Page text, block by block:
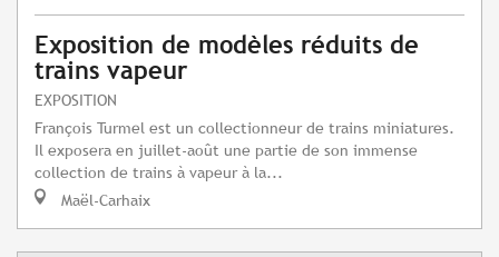
Exposition de modèles réduits de
trains vapeur
EXPOSITION
François Turmel est un collectionneur de trains miniatures.
Il exposera en juillet-août une partie de son immense
collection de trains à vapeur à la...
Maël-Carhaix